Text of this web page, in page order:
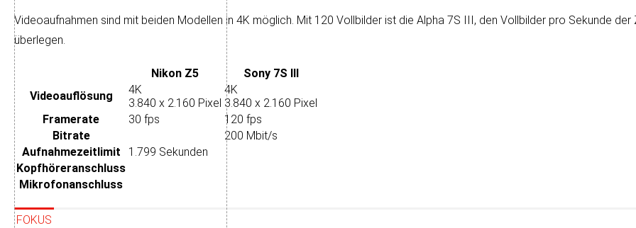
Videoaufnahmen sind mit beiden Modellen in 4K mög­lich. Mit 120 Vollbilder ist die Alpha 7S III, den Vollbilder pro Sekunde der
über­legen.
Nikon Z5
Sony 7S III
Video­auflösung
4K
3.840 x 2.160 Pixel
4K
3.840 x 2.160 Pixel
Framerate
30 fps
120 fps
Bitrate
200 Mbit/s
Aufnahme­zeitlimit
1.799 Sekunden
Kopfhörer­anschluss
Mikrofon­anschluss
FOKUS